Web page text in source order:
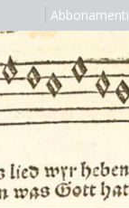
Abbonamenti